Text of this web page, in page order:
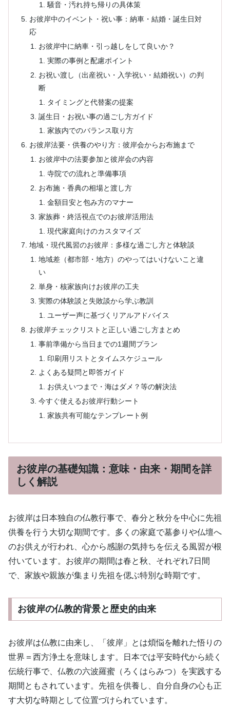
騒音・汚れ持ち帰りの具体策
お彼岸中のイベント・祝い事：納車・結婚・誕生日対
応
お彼岸中に納車・引っ越しをして良いか？
実際の事例と配慮ポイント
お祝い渡し（出産祝い・入学祝い・結婚祝い）の判
断
タイミングと代替案の提案
誕生日・お祝い事の過ごし方ガイド
家族内でのバランス取り方
お彼岸法要・供養のやり方：彼岸会からお布施まで
お彼岸中の法要参加と彼岸会の内容
寺院での流れと準備事項
お布施・香典の相場と渡し方
金額目安と包み方のマナー
家族葬・終活視点でのお彼岸活用法
現代家庭向けのカスタマイズ
地域・現代風習のお彼岸：多様な過ごし方と体験談
地域差（都市部・地方）のやってはいけないこと違
い
単身・核家族向けお彼岸の工夫
実際の体験談と失敗談から学ぶ教訓
ユーザー声に基づくリアルアドバイス
お彼岸チェックリストと正しい過ごし方まとめ
事前準備から当日までの1週間プラン
印刷用リストとタイムスケジュール
よくある疑問と即答ガイド
お供えいつまで・海はダメ？等の解決法
今すぐ使えるお彼岸行動シート
家族共有可能なテンプレート例
お彼岸の基礎知識：意味・由来・期間を詳
しく解説
お彼岸は日本独自の仏教行事で、春分と秋分を中心に先祖
供養を行う大切な期間です。多くの家庭で墓参りや仏壇へ
のお供えが行われ、心から感謝の気持ちを伝える風習が根
付いています。お彼岸の期間は春と秋、それぞれ7日間
で、家族や親族が集まり先祖を偲ぶ特別な時期です。
お彼岸の仏教的背景と歴史的由来
お彼岸は仏教に由来し、「彼岸」とは煩悩を離れた悟りの
世界＝西方浄土を意味します。日本では平安時代から続く
伝統行事で、仏教の六波羅蜜（ろくはらみつ）を実践する
期間ともされています。先祖を供養し、自分自身の心も正
す大切な時期として位置づけられています。